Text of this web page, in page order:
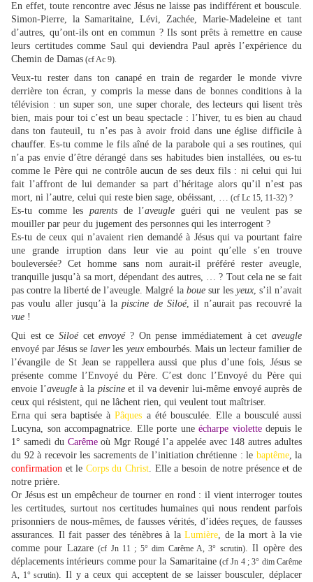
En effet, toute rencontre avec Jésus ne laisse pas indifférent et bouscule.
Simon-Pierre, la Samaritaine, Lévi, Zachée, Marie-Madeleine et tant
d’autres, qu’ont-ils ont en commun ? Ils sont prêts à remettre en cause
leurs certitudes comme Saul qui deviendra Paul après l’expérience du
Chemin de Damas (cf Ac 9).
Veux-tu rester dans ton canapé en train de regarder le monde vivre
derrière ton écran, y compris la messe dans de bonnes conditions à la
télévision : un super son, une super chorale, des lecteurs qui lisent très
bien, mais pour toi c’est un beau spectacle : l’hiver, tu es bien au chaud
dans ton fauteuil, tu n’es pas à avoir froid dans une église difficile à
chauffer. Es-tu comme le fils aîné de la parabole qui a ses routines, qui
n’a pas envie d’être dérangé dans ses habitudes bien installées, ou es-tu
comme le Père qui ne contrôle aucun de ses deux fils : ni celui qui lui
fait l’affront de lui demander sa part d’héritage alors qu’il n’est pas
mort, ni l’autre, celui qui reste bien sage, obéissant, … (cf Lc 15, 11-32) ?
Es-tu comme les parents de l’aveugle guéri qui ne veulent pas se
mouiller par peur du jugement des personnes qui les interrogent ?
Es-tu de ceux qui n’avaient rien demandé à Jésus qui va pourtant faire
une grande irruption dans leur vie au point qu’elle s’en trouve
bouleversée? Cet homme sans nom aurait-il préféré rester aveugle,
tranquille jusqu’à sa mort, dépendant des autres, … ? Tout cela ne se fait
pas contre la liberté de l’aveugle. Malgré la bouesur les yeux, s’il n’avait
pas voulu aller jusqu’à lapiscine de Siloé, il n’aurait pas recouvré la
vue !
Qui est ce Siloécetenvoyé? On pense immédiatement à cetaveugle
envoyé par Jésus selaverles yeuxembourbés. Mais un lecteur familier de
l’évangile de St Jean se rappellera aussi que plus d’une fois, Jésus se
présente comme l’Envoyé du Père. C’est donc l’Envoyé du Père qui
envoie l’aveugleà la piscineet il va devenir lui-même envoyé auprès de
ceux qui résistent, qui ne lâchent rien, qui veulent tout maîtriser.
Erna qui sera baptisée àPâques a été bousculée. Elle a bousculé aussi
Lucyna, son accompagnatrice. Elle porte uneécharpe violettedepuis le
1° samedi du Carêmeoù Mgr Rougé l’a appelée avec 148 autres adultes
du 92 à recevoir les sacrements de l’initiation chrétienne : le baptême, la
confirmation et le Corps du Christ. Elle a besoin de notre présence et de
notre prière.
Or Jésus est un empêcheur de tourner en rond : il vient interroger toutes
les certitudes, surtout nos certitudes humaines qui nous rendent parfois
prisonniers de nous-mêmes, de fausses vérités, d’idées reçues, de fausses
assurances. Il fait passer des ténèbres à la Lumière, de la mort à la vie
comme pour Lazare(cf Jn 11 ; 5° dim Carême A, 3° scrutin). Il opère des
déplacements intérieurs comme pour la Samaritaine (cf Jn 4 ; 3° dim Carême
A, 1° scrutin). Il y a ceux qui acceptent de se laisser bousculer, déplacer